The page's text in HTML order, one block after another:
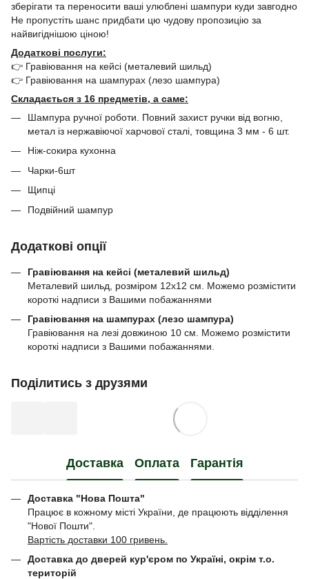
зберігати та переносити ваші улюблені шампури куди завгодно
Не пропустіть шанс придбати цю чудову пропозицію за
найвигіднішою ціною!
Додаткові послуги:
👉 Гравіювання на кейсі (металевий шильд)
👉 Гравіювання на шампурах (лезо шампура)
Складається з 16 предметів, а саме:
Шампура ручної роботи. Повний захист ручки від вогню,
метал із нержавіючої харчової сталі, товщина 3 мм - 6 шт.
Ніж-сокира кухонна
Чарки-6шт
Щипці
Подвійний шампур
Додаткові опції
Гравіювання на кейсі (металевий шильд)
Металевий шильд, розміром 12х12 см. Можемо розмістити
короткі надписи з Вашими побажаннями
Гравіювання на шампурах (лезо шампура)
Гравіювання на лезі довжиною 10 см. Можемо розмістити
короткі надписи з Вашими побажаннями.
Поділитись з друзями
Доставка Оплата Гарантія
Доставка "Нова Пошта"
Працює в кожному місті України, де працюють відділення
"Нової Пошти".
Вартість доставки 100 гривень.
Доставка до дверей кур'єром по Україні, окрім т.о.
територій